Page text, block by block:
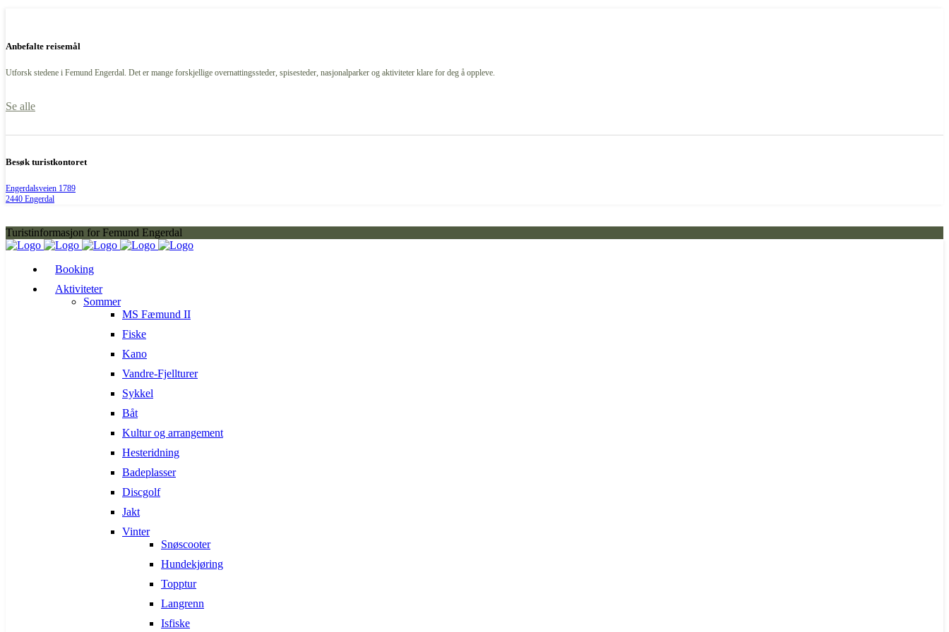
Anbefalte reisemål
Utforsk stedene i Femund Engerdal. Det er mange forskjellige overnattingssteder, spisesteder, nasjonalparker og aktiviteter klare for deg å oppleve.
Se alle
Besøk turistkontoret
Engerdalsveien 1789
2440 Engerdal
Turistinformasjon for Femund Engerdal
Booking
Aktiviteter
Sommer
MS Fæmund II
Fiske
Kano
Vandre-Fjellturer
Sykkel
Båt
Kultur og arrangement
Hesteridning
Badeplasser
Discgolf
Jakt
Vinter
Snøscooter
Hundekjøring
Topptur
Langrenn
Isfiske